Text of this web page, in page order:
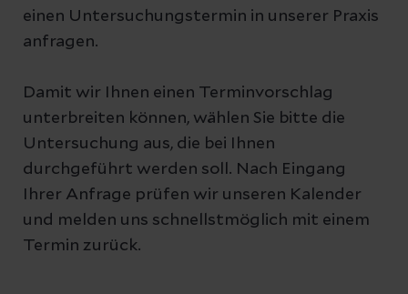
einen Untersuchungstermin in unserer Praxis
anfragen.
Damit wir Ihnen einen Terminvorschlag
unterbreiten können, wählen Sie bitte die
Untersuchung aus, die bei Ihnen
durchgeführt werden soll. Nach Eingang
Ihrer Anfrage prüfen wir unseren Kalender
und melden uns schnellstmöglich mit einem
Termin zurück.